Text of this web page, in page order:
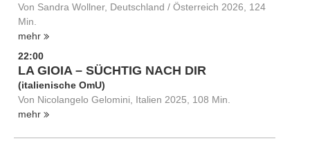
Von Sandra Wollner, Deutschland / Österreich 2026, 124
Min.
mehr
22:00
LA GIOIA – SÜCHTIG NACH DIR
(italienische OmU)
Von Nicolangelo Gelomini, Italien 2025, 108 Min.
mehr